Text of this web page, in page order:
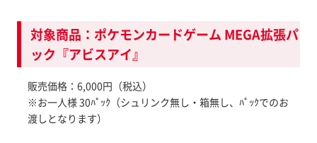
対象商品：ポケモンカードゲーム MEGA拡張パ
ック『アビスアイ』
販売価格：6,000円（税込）
※お一人様 30ﾊﾟｯｸ（シュリンク無し・箱無し、ﾊﾟｯｸでのお
渡しとなります）